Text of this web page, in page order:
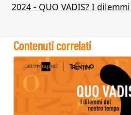
2024 - QUO VADIS? I
Contenuti correlati